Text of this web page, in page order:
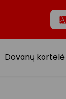
Dovanų kortelė